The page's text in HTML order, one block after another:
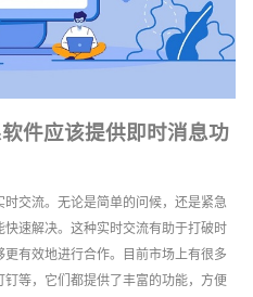
件应该提供即时消息功
交流。无论是简单的问候，还是紧急
速解决。这种实时交流有助于打破时
有效地进行合作。目前市场上有很多
等，它们都提供了丰富的功能，方便